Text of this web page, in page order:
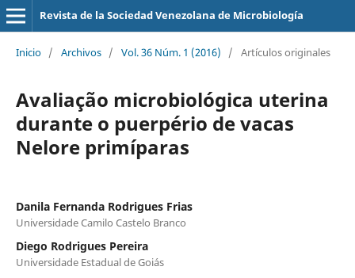
Revista de la Sociedad Venezolana de Microbiología
Inicio / Archivos / Vol. 36 Núm. 1 (2016) / Artículos originales
Avaliação microbiológica uterina
durante o puerpério de vacas
Nelore primíparas
Danila Fernanda Rodrigues Frias
Universidade Camilo Castelo Branco
Diego Rodrigues Pereira
Universidade Estadual de Goiás